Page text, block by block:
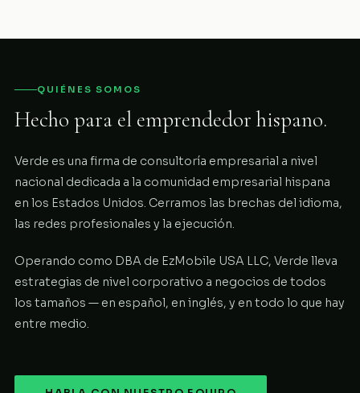
QUIÉNES SOMOS
Hecho para el emprendedor hispano.
Verde es una firma de consultoría empresarial a nivel
nacional dedicada a la comunidad empresarial hispana
en los Estados Unidos. Cerramos las brechas del idioma,
las redes profesionales y la ejecución.
Operando como DBA de EzMobile USA LLC, Verde lleva
estrategias de nivel corporativo a negocios de todos
los tamaños — en español, en inglés, y en todo lo que hay
entre medio.